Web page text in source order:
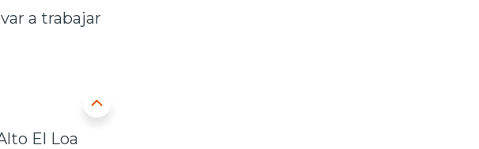
a trabajar
El Loa